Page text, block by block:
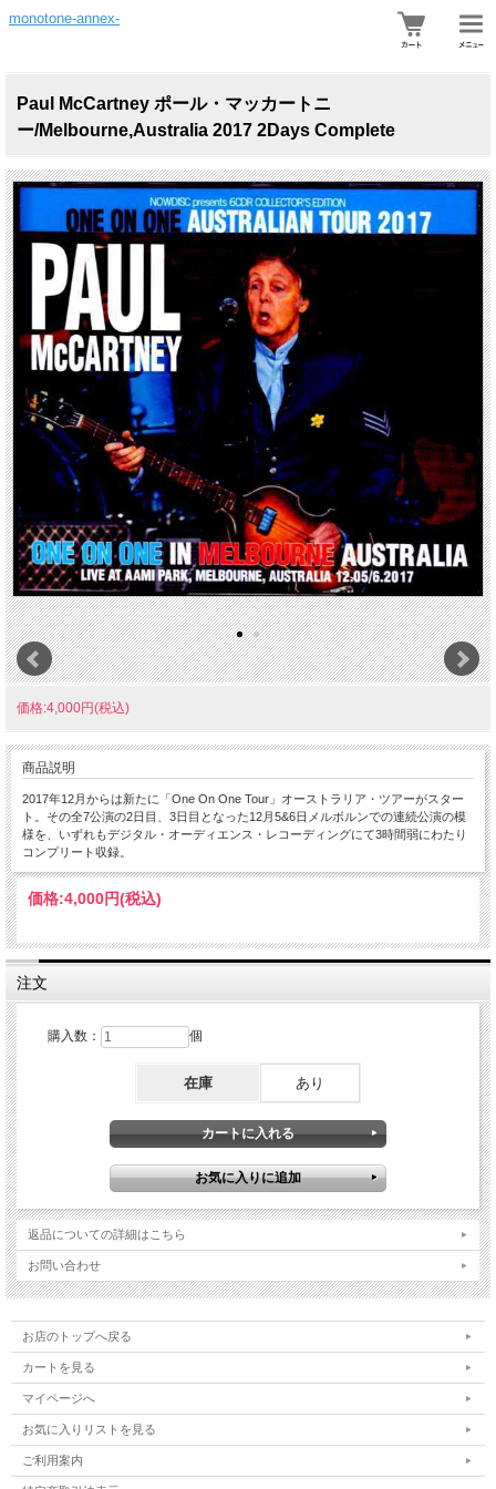
monotone-annex-
Paul McCartney ポール・マッカートニ
ー/Melbourne,Australia 2017 2Days Complete
価格:4,000円(税込)
商品説明
2017年12月からは新たに「One On One Tour」オーストラリア・ツアーがスター
ト。その全7公演の2日目、3日目となった12月5&6日メルボルンでの連続公演の模
様を、いずれもデジタル・オーディエンス・レコーディングにて3時間弱にわたり
コンプリート収録。
価格:4,000円(税込)
注文
購入数： 個
在庫 あり
返品についての詳細はこちら
お問い合わせ
お店のトップへ戻る
カートを見る
マイページへ
お気に入りリストを見る
ご利用案内